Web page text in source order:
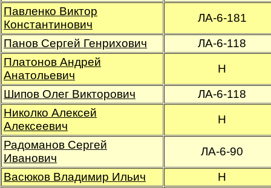
Павленко Виктор
Константинович
ЛА-6-181
Панов Сергей Генрихович
ЛА-6-118
Платонов Андрей
Анатольевич
Н
Шипов Олег Викторович
ЛА-6-118
Николко Алексей
Алексеевич
Н
Радоманов Сергей
Иванович
ЛА-6-90
Васюков Владимир Ильич
Н